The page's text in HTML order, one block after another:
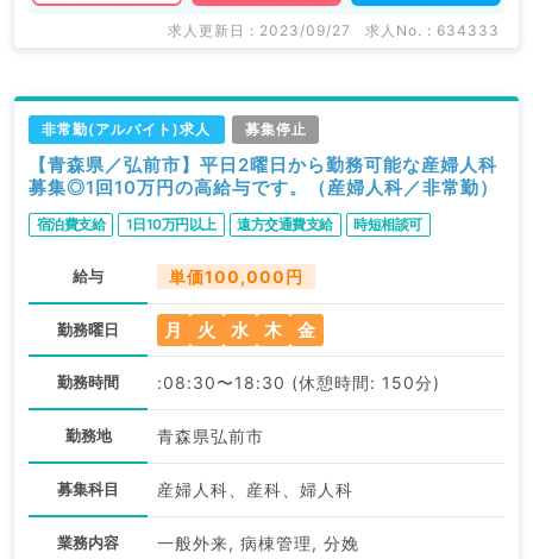
求人更新日 : 2023/09/27 求人No. : 634333
非常勤(アルバイト)求人 募集停止
【青森県／弘前市】平日2曜日から勤務可能な産婦人科
募集◎1回10万円の高給与です。（産婦人科／非常勤）
宿泊費支給 1日10万円以上 遠方交通費支給 時短相談可
給与 単価100,000円
勤務曜日 月 火 水 木 金
勤務時間 :08:30〜18:30 (休憩時間: 150分)
勤務地 青森県弘前市
募集科目 産婦人科、産科、婦人科
業務内容 一般外来, 病棟管理, 分娩